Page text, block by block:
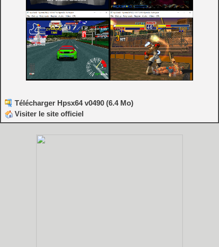
Télécharger Hpsx64 v0490 (6.4 Mo)
Visiter le site officiel